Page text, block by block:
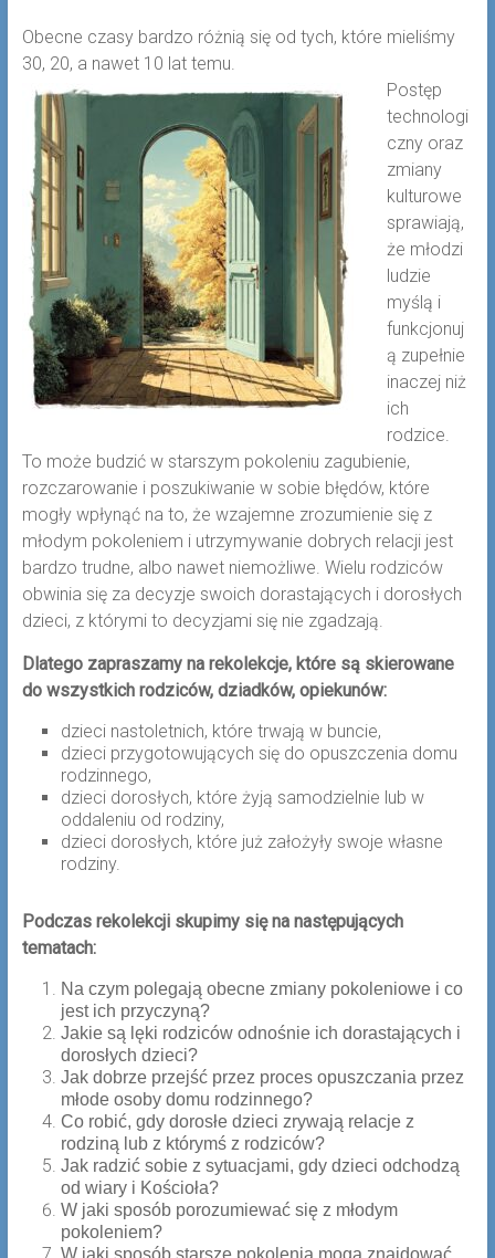
Obecne czasy bardzo różnią się od tych, które mieliśmy
30, 20, a nawet 10 lat temu.
Postęp
technologi
czny oraz
zmiany
kulturowe
sprawiają,
że młodzi
ludzie
myślą i
funkcjonuj
ą zupełnie
inaczej niż
ich
rodzice.
To może budzić w starszym pokoleniu zagubienie,
rozczarowanie i poszukiwanie w sobie błędów, które
mogły wpłynąć na to, że wzajemne zrozumienie się z
młodym pokoleniem i utrzymywanie dobrych relacji jest
bardzo trudne, albo nawet niemożliwe. Wielu rodziców
obwinia się za decyzje swoich dorastających i dorosłych
dzieci, z którymi to decyzjami się nie zgadzają.
Dlatego zapraszamy na rekolekcje, które są skierowane
do wszystkich rodziców, dziadków, opiekunów:
dzieci nastoletnich, które trwają w buncie,
dzieci przygotowujących się do opuszczenia domu
rodzinnego,
dzieci dorosłych, które żyją samodzielnie lub w
oddaleniu od rodziny,
dzieci dorosłych, które już założyły swoje własne
rodziny.
Podczas rekolekcji skupimy się na następujących
tematach:
Na czym polegają obecne zmiany pokoleniowe i co
jest ich przyczyną?
Jakie są lęki rodziców odnośnie ich dorastających i
dorosłych dzieci?
Jak dobrze przejść przez proces opuszczania przez
młode osoby domu rodzinnego?
Co robić, gdy dorosłe dzieci zrywają relacje z
rodziną lub z którymś z rodziców?
Jak radzić sobie z sytuacjami, gdy dzieci odchodzą
od wiary i Kościoła?
W jaki sposób porozumiewać się z młodym
pokoleniem?
W jaki sposób starsze pokolenia mogą znajdować